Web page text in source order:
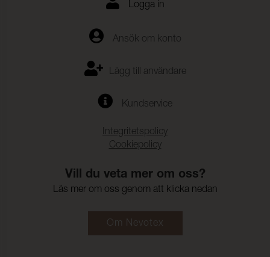
Logga in
Ansök om konto
Lägg till användare
Kundservice
Integritetspolicy
Cookiepolicy
Vill du veta mer om oss?
Läs mer om oss genom att klicka nedan
Om Nevotex